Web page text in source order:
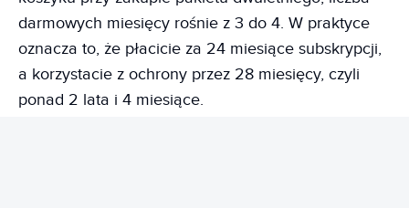
darmowych miesięcy rośnie z 3 do 4. W praktyce
oznacza to, że płacicie za 24 miesiące subskrypcji,
a korzystacie z ochrony przez 28 miesięcy, czyli
ponad 2 lata i 4 miesiące.